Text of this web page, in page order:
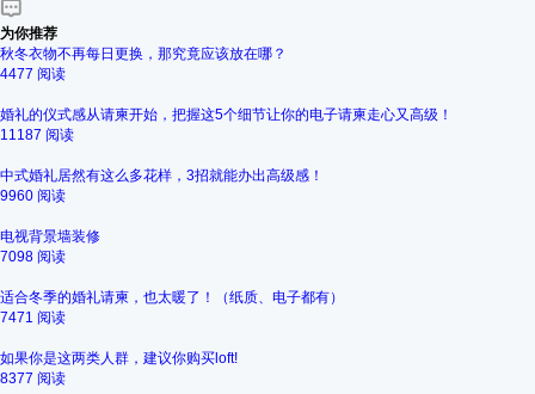
为你推荐
秋冬衣物不再每日更换，那究竟应该放在哪？
4477 阅读
婚礼的仪式感从请柬开始，把握这5个细节让你的电子请柬走心又高级！
11187 阅读
中式婚礼居然有这么多花样，3招就能办出高级感！
9960 阅读
电视背景墙装修
7098 阅读
适合冬季的婚礼请柬，也太暖了！（纸质、电子都有）
7471 阅读
如果你是这两类人群，建议你购买loft!
8377 阅读